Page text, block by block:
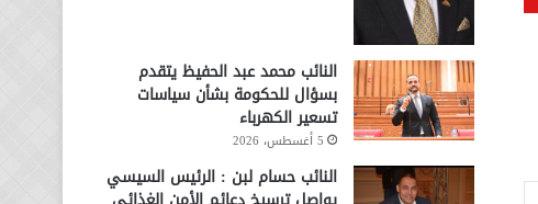
النائب محمد عبد الحفيظ يتقدم
بسؤال للحكومة بشأن سياسات
تسعير الكهرباء
5 أغسطس، 2026
النائب حسام لبن : الرئيس السيسي